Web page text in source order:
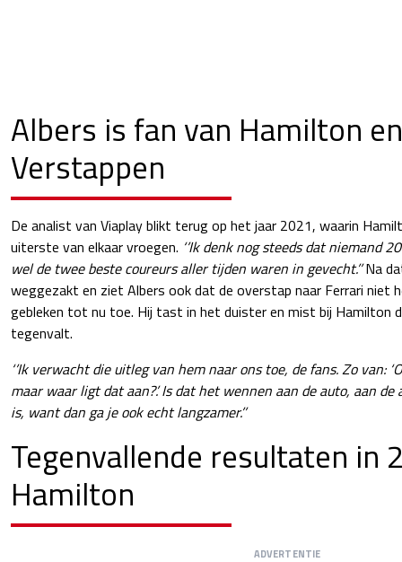
Albers is fan van Hamilton en
Verstappen
De analist van Viaplay blikt terug op het jaar 2021, waarin
uiterste van elkaar vroegen. ‘’Ik denk nog steeds dat niemand
wel de twee beste coureurs aller tijden waren in gevecht.’’Na
weggezakt en ziet Albers ook dat de overstap naar Ferrari niet
gebleken tot nu toe. Hij tast in het duister en mist bij Hamilton
tegenvalt.
‘’Ik verwacht die uitleg van hem naar ons toe, de fans. Zo van:
maar waar ligt dat aan?’. Is dat het wennen aan de auto, aan
is, want dan ga je ook echt langzamer.’’
Tegenvallende resultaten in
Hamilton
ADVERTENTIE